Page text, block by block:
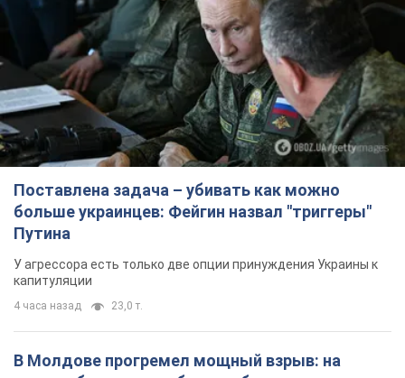
Поставлена задача – убивать как можно
больше украинцев: Фейгин назвал "триггеры"
Путина
У агрессора есть только две опции принуждения Украины к
капитуляции
4 часа назад 23,0 т.
В Молдове прогремел мощный взрыв: на